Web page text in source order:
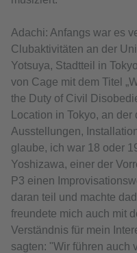
Adachi: Anfangs war es
Clubaktivitäten an der
Yotsuya, Stadtteil in
von Cage mit dem Titel
the Duty of Civil
Location in Tokyo, an
Ausstellungen,
glaube, ich war 18 oder
Yoshizawa, einer der
P3 einen
daran teil und machte
freundete mich auch mit
Verständnis für mein
sagten: "Wir führen auch